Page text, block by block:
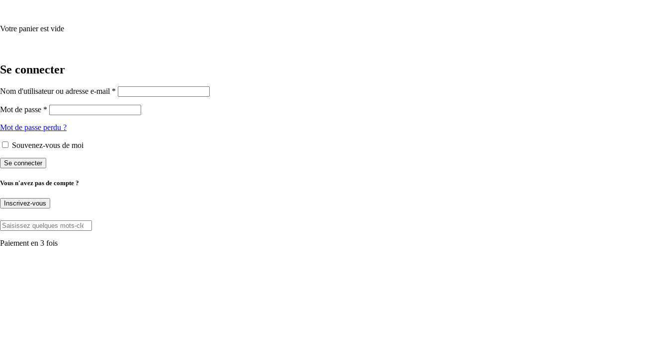
Votre panier est vide
Se connecter
Nom d'utilisateur ou adresse e-mail *
Mot de passe *
Mot de passe perdu ?
Souvenez-vous de moi
Vous n'avez pas de compte ?
Inscrivez-vous
Paiement en 3 fois